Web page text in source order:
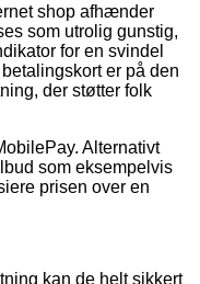
shop afhænder
som utrolig gunstig,
for en svindel
er på den
der støtter folk
Alternativt
som eksempelvis
prisen over en
kan de helt sikkert